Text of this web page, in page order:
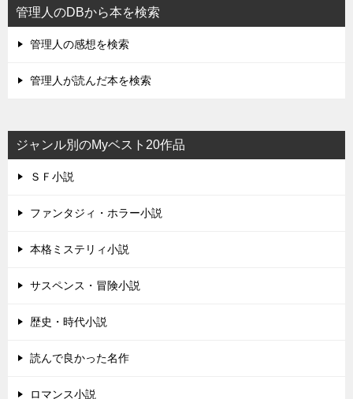
管理人のDBから本を検索
管理人の感想を検索
管理人が読んだ本を検索
ジャンル別のMyベスト20作品
ＳＦ小説
ファンタジィ・ホラー小説
本格ミステリィ小説
サスペンス・冒険小説
歴史・時代小説
読んで良かった名作
ロマンス小説